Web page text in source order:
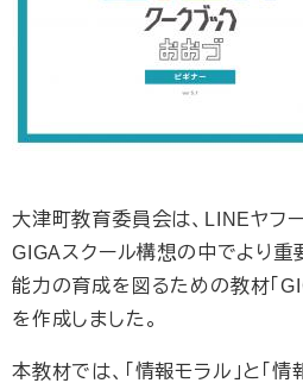
大津町教育委員会は、LINEヤフ
GIGAスクール構想の中でより重
能力の育成を図るための教材「
を作成しました。
本教材では、「情報モラル」と「